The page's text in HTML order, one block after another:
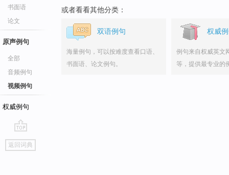
书面语
论文
原声例句
全部
音频例句
视频例句
权威例句
go
top
返回词典
或者看看其他分类：
双语例句
海量例句，可以按难度查看口语、
书面语、论文例句。
权威
例句来自权威英文
等，提供最专业的